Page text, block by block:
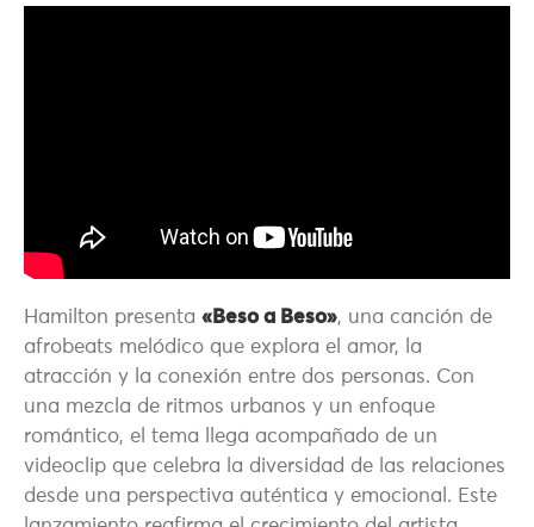
Hamilton presenta «Beso a Beso», una canción de
afrobeats melódico que explora el amor, la
atracción y la conexión entre dos personas. Con
una mezcla de ritmos urbanos y un enfoque
romántico, el tema llega acompañado de un
videoclip que celebra la diversidad de las relaciones
desde una perspectiva auténtica y emocional. Este